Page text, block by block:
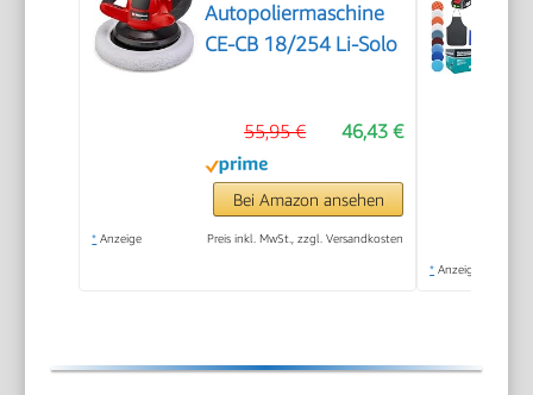
Autopoliermaschine
CE-CB 18/254 Li-Solo
46,43 €
55,95 €
Bei Amazon ansehen
* Anzeige Preis inkl. MwSt., zzgl. Versandkosten
* Anzeige